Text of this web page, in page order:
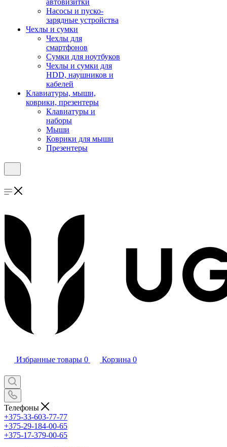
автовизитки
Насосы и пуско-
зарядные устройства
Чехлы и сумки
Чехлы для
смартфонов
Сумки для ноутбуков
Чехлы и сумки для
HDD, наушников и
кабелей
Клавиатуры, мыши,
коврики, презентеры
Клавиатуры и
наборы
Мыши
Коврики для мыши
Презентеры
Избранные товары 0 Корзина 0
Телефоны
+375-33-603-77-77
+375-29-184-00-65
+375-17-379-00-65